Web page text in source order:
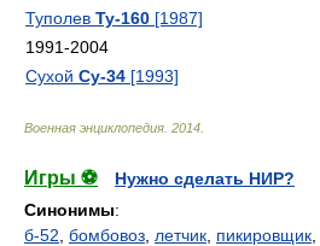
Туполев Ту-160 [1987]
1991-2004
Сухой Су-34 [1993]
Военная энциклопедия 2014
Игры ⚽
Нужно сделать НИР?
Синонимы:
б-52 бомбовоз летчик пикировщик